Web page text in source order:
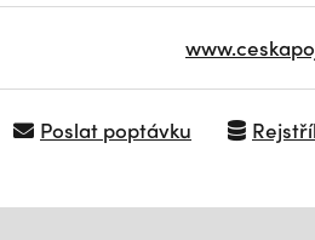
Poslat poptávku